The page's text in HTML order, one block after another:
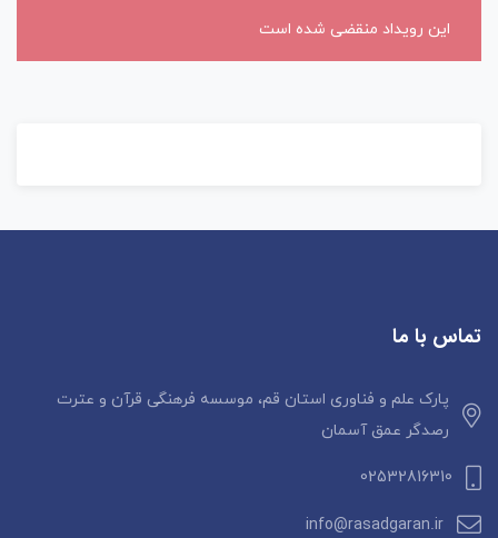
این رویداد منقضی شده است
تماس با ما
پارک علم و فناوری استان قم، موسسه فرهنگی قرآن و عترت
رصدگر عمق آسمان
02532816310
info@rasadgaran.ir